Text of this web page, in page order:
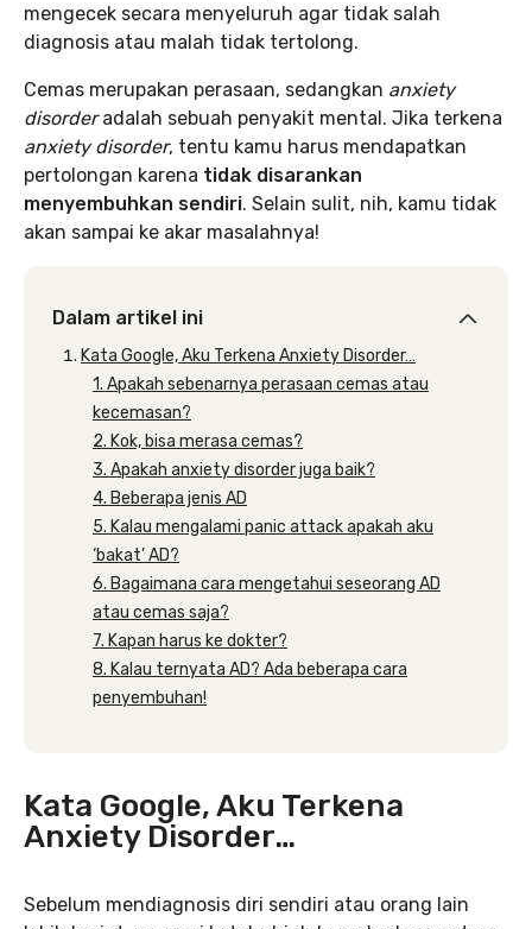
mengecek secara menyeluruh agar tidak salah
diagnosis atau malah tidak tertolong.
Cemas merupakan perasaan, sedangkan anxiety
disorderadalah sebuah penyakit mental. Jika terkena
anxiety disorder, tentu kamu harus mendapatkan
pertolongan karena tidak disarankan
menyembuhkan sendiri. Selain sulit, nih, kamu tidak
akan sampai ke akar masalahnya!
Dalam artikel ini
Kata Google, Aku Terkena Anxiety Disorder…
1. Apakah sebenarnya perasaan cemas atau
kecemasan?
2. Kok, bisa merasa cemas?
3. Apakah anxiety disorder juga baik?
4. Beberapa jenis AD
5. Kalau mengalami panic attack apakah aku
‘bakat’ AD?
6. Bagaimana cara mengetahui seseorang AD
atau cemas saja?
7. Kapan harus ke dokter?
8. Kalau ternyata AD? Ada beberapa cara
penyembuhan!
Kata Google, Aku Terkena
Anxiety Disorder…
Sebelum mendiagnosis diri sendiri atau orang lain